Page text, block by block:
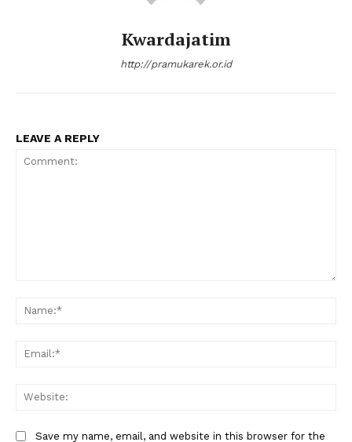
Kwardajatim
http://pramukarek.or.id
LEAVE A REPLY
Save my name, email, and website in this browser for the